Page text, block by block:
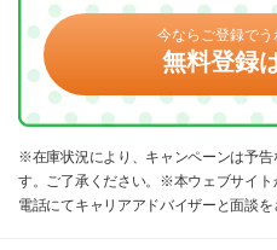
今ならご登録でう
無料登録
※在庫状況により、キャンペーンは予告
す。ご了承ください。※本ウェブサイ
電話にてキャリアアドバイザーと面談を